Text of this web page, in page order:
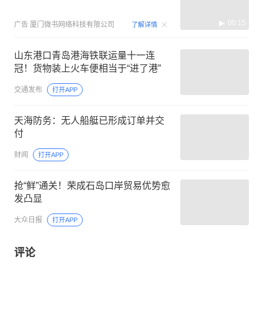
广告 厦门微书网络科技有限公司 了解详情 00:15
山东港口青岛港海铁联运量十一连
冠！货物装上火车便相当于“进了港”
交通发布 打开APP
天海防务：无人船艇已形成订单并交
付
财闻 打开APP
抢“鲜”通关！荣成石岛口岸贸易优势愈
发凸显
大众日报 打开APP
评论